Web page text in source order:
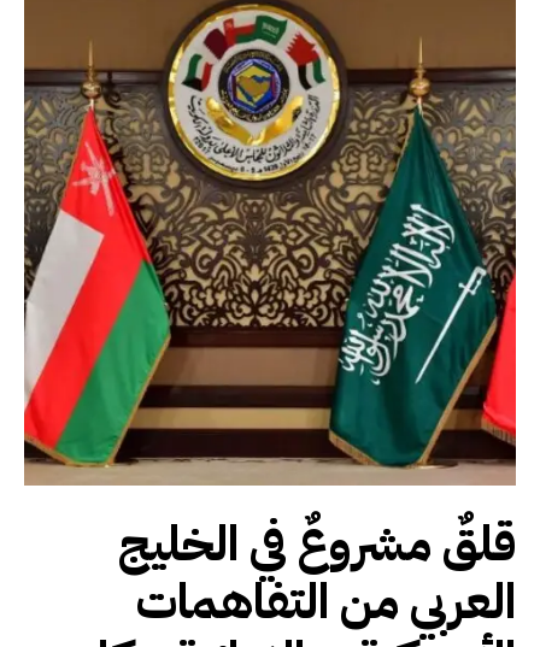
قلقٌ مشروعٌ في الخليج
العربي من التفاهمات